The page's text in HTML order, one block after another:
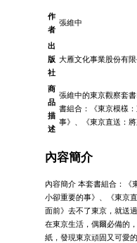
作
者
張維中
出
版
社
大雁文化事業股份有限
商
品
描
述
張維中的東京觀察套
書組合：《東京模樣
事》、《東京直送：
內容簡介
內容簡介 本套書組合：《
小卻重要的事》、《東京
面前》去不了東京，就送
在東京生活，偶爾必備的
紙，發現東京頑固又可愛